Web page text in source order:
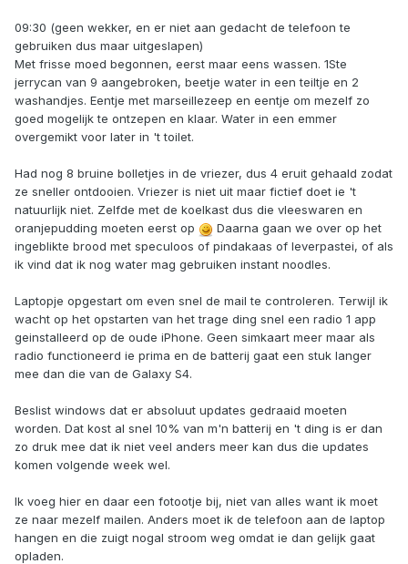
09:30 (geen wekker, en er niet aan gedacht de telefoon te
gebruiken dus maar uitgeslapen)
Met frisse moed begonnen, eerst maar eens wassen. 1Ste
jerrycan van 9 aangebroken, beetje water in een teiltje en 2
washandjes. Eentje met marseillezeep en eentje om mezelf zo
goed mogelijk te ontzepen en klaar. Water in een emmer
overgemikt voor later in 't toilet.
Had nog 8 bruine bolletjes in de vriezer, dus 4 eruit gehaald zodat
ze sneller ontdooien. Vriezer is niet uit maar fictief doet ie 't
natuurlijk niet. Zelfde met de koelkast dus die vleeswaren en
oranjepudding moeten eerst op
Daarna gaan we over op het
ingeblikte brood met speculoos of pindakaas of leverpastei, of als
ik vind dat ik nog water mag gebruiken instant noodles.
Laptopje opgestart om even snel de mail te controleren. Terwijl ik
wacht op het opstarten van het trage ding snel een radio 1 app
geinstalleerd op de oude iPhone. Geen simkaart meer maar als
radio functioneerd ie prima en de batterij gaat een stuk langer
mee dan die van de Galaxy S4.
Beslist windows dat er absoluut updates gedraaid moeten
worden. Dat kost al snel 10% van m'n batterij en 't ding is er dan
zo druk mee dat ik niet veel anders meer kan dus die updates
komen volgende week wel.
Ik voeg hier en daar een fotootje bij, niet van alles want ik moet
ze naar mezelf mailen. Anders moet ik de telefoon aan de laptop
hangen en die zuigt nogal stroom weg omdat ie dan gelijk gaat
opladen.